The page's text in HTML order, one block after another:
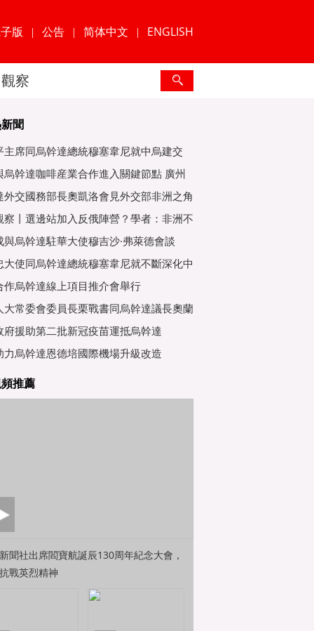
版 | 公告 | 简体中文 | ENGLISH
觀察
聞
主席同烏幹達總統穆塞韋尼就中烏建交
互緻
烏幹達咖啡産業合作進入關鍵節點 廣州
重
外交國務部長奧凱洛會見外交部非洲之角
使
察丨選邊站加入反俄陣營？學者：非洲不
與烏幹達駐華大使穆吉沙·弗萊德會談
大使同烏幹達總統穆塞韋尼就不斷深化中
關
作烏幹達線上項目推介會舉行
大常委會委員長栗戰書同烏幹達議長奧蘭
會
府援助第二批新冠疫苗運抵烏幹達
力烏幹達恩德培國際機場升級改造
推薦
聞社出席閻寶航誕辰130周年紀念大會，
戰英烈精神